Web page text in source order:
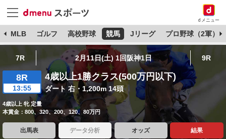
dメニュー
MLB ゴルフ 高校野球 競馬 Jリーグ プロ野球（2軍）
7R 2月11日(土) 1回阪神1日 9R
8R
13:55
4歳以上1勝クラス(500万円以下)
ダート 右・1,200m 14頭
4歳以上 牝 定量
本賞金：800、320、200、120、80万円
出馬表 データ分析 オッズ 結果